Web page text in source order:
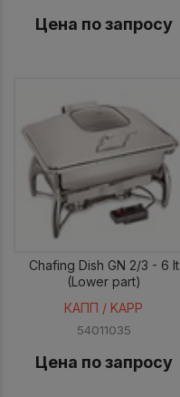
Цена по запросу
Chafing Dish GN 2/3 - 6 lt
(Lower part)
КАПП / KAPP
54011035
Цена по запросу